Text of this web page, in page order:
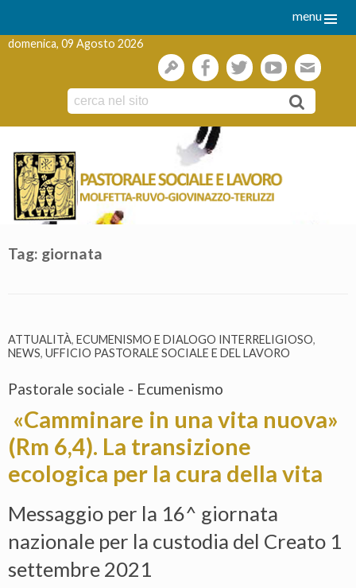
menu
domenica, 09 Agosto 2026
gestionefacebooktwitteryoutube
Tag: giornata
ATTUALITÀ, ECUMENISMO E DIALOGO INTERRELIGIOSO,
NEWS, UFFICIO PASTORALE SOCIALE E DEL LAVORO
Pastorale sociale - Ecumenismo
«Camminare in una vita nuova»
(Rm 6,4). La transizione
ecologica per la cura della vita
Messaggio per la 16^ giornata
nazionale per la custodia del Creato 1
settembre 2021